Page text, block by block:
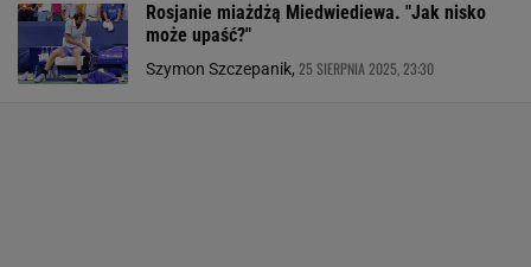
Rosjanie miażdżą Miedwiediewa. "Jak nisko
może upaść?"
Szymon Szczepanik, 25 SIERPNIA 2025, 23:30